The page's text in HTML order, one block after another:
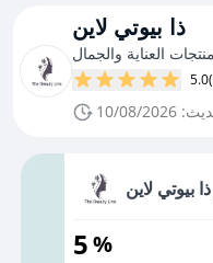
ذا بيوتي لاين
العناية والجمال
5.0
08/2026
بيوتي لاين
5%